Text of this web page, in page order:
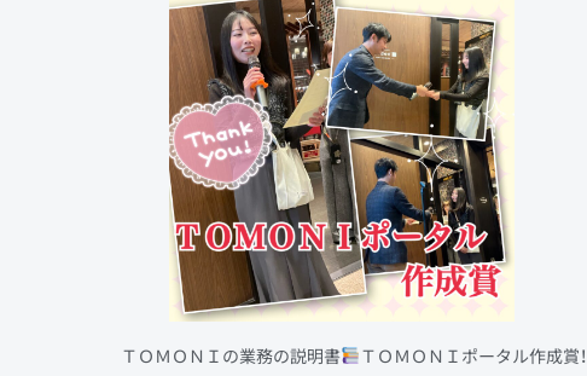
ＴＯＭＯＮＩの業務の説明書
ＴＯＭＯＮＩポータル作成賞！